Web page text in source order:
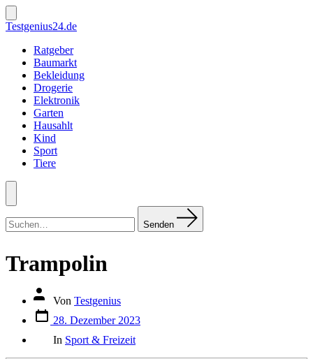
Zum
Inhalt
springen
Suche
ein-/ausblenden
Testgenius24.de
Ratgeber
Baumarkt
Bekleidung
Drogerie
Elektronik
Garten
Hausahlt
Kind
Sport
Tiere
Menü
nach:
Senden
Trampolin
Autor
Beitrags
Von Testgenius
Datum
des
Beitrags
28. Dezember 2023
In Sport & Freizeit